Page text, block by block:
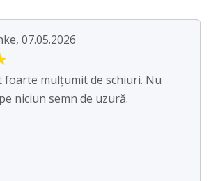
07.05.2026
foarte mulțumit de schiuri. Nu
niciun semn de uzură.